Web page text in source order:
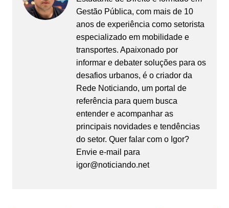
Gestão Pública, com mais de 10
anos de experiência como setorista
especializado em mobilidade e
transportes. Apaixonado por
informar e debater soluções para os
desafios urbanos, é o criador da
Rede Noticiando, um portal de
referência para quem busca
entender e acompanhar as
principais novidades e tendências
do setor. Quer falar com o Igor?
Envie e-mail para
igor@noticiando.net